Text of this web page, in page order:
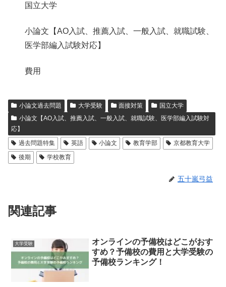
国立大学
小論文【AO入試、推薦入試、一般入試、就職試験、
医学部編入試験対応】
費用
小論文過去問題 大学受験 面接対策
国立大学
小論文【AO入試、推薦入試、一般入試、就職試験、医学部編入試験対
応】
過去問題特集
英語 小論文 教育学部
京都教育大学
後期
学校教育
五十嵐弓益
関連記事
大学受験
オンラインの予備校はどこがおす
すめ？予備校の費用と大学受験の
予備校ランキング！